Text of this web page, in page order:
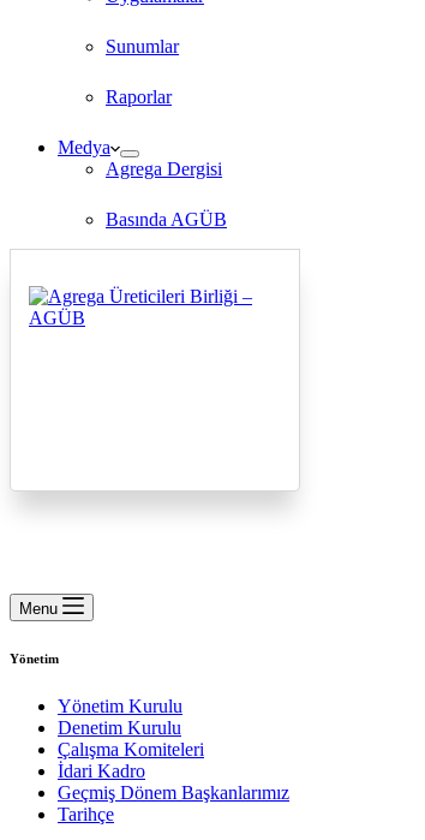
Sunumlar
Raporlar
Medya
Agrega Dergisi
Basında AGÜB
İletişim
Menu
Yönetim
Yönetim Kurulu
Denetim Kurulu
Çalışma Komiteleri
İdari Kadro
Geçmiş Dönem Başkanlarımız
Tarihçe